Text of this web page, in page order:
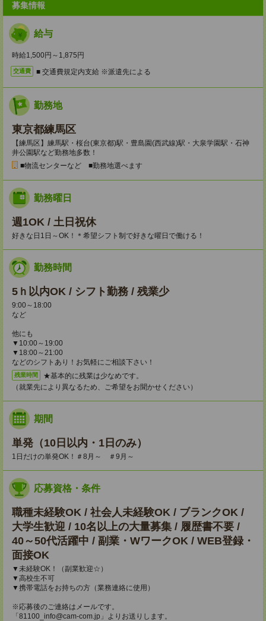
募集情報
給与
時給1,500円～1,875円
交通費 ■ 交通費規定内支給 ※派遣先による
勤務地
東京都練馬区
【練馬区】練馬駅・桜台(東京都)駅・豊島園(西武線)駅・大泉学園駅・石神
井公園駅など勤務地多数！
■物流センターなど ■勤務地選べます
勤務曜日
週1OK / 土日祝休
好きな日1日～OK！＊希望シフト制で好きな曜日で働ける！
勤務時間
5ｈ以内OK / シフト勤務 / 残業少
9:00～18:00
など
他にも
▼10:00～19:00
▼18:00～21:00
などのシフトあり！お気軽にご相談下さい！
残業時間
★基本的に残業は少なめです。
（就業先により異なるため、ご希望をお聞かせください）
期間
単発（10日以内・1日のみ）
1日だけの単発OK！＃8月～ ＃9月～
応募資格・条件
職種未経験OK / 社会人未経験OK / ブランクOK /
大学生歓迎 / 10名以上の大量募集 / 履歴書不要 /
40～50代活躍中 / 副業・WワークOK / WEB登録・
面接OK
▼未経験OK！（副業歓迎☆）
▼高校生不可
▼携帯電話をお持ちの方（業務連絡に使用）
※応募後のご連絡はメールです。
「81100_info@cam-com.jp」よりお送りします。